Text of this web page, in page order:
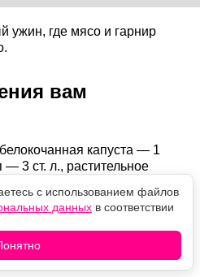
ужин, где мясо и гарнир
вам
капуста — 1
— 3 ст. л., растительное
паприка — 1 ч. л., сушеный
специи для курицы — по
с использованием файлов
данных в соответствии